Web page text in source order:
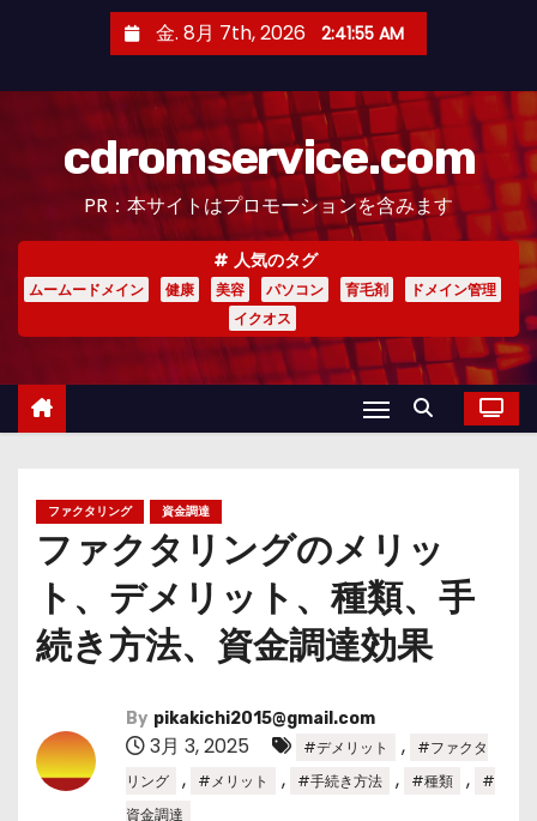
金. 8月 7th, 2026 2:41:56 AM
cdromservice.com
PR：本サイトはプロモーションを含みます
人気のタグ
ムームードメイン 健康 美容 パソコン 育毛剤
ドメイン管理
イクオス
ファクタリング 資金調達
ファクタリングのメリッ
ト、デメリット、種類、手
続き方法、資金調達効果
By pikakichi2015@gmail.com
3月 3, 2025 #デメリット ,
#ファクタ
リング
, #メリット , #手続き方法 , #種類 ,
#
資金調達